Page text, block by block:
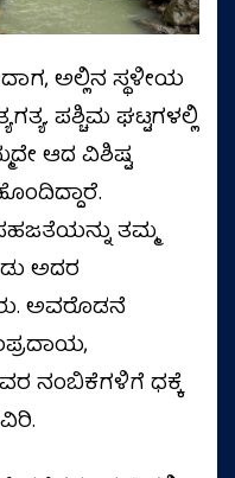
ಅಲ್ಲಿನ ಸ್ಥಳೀಯ
ಪಶ್ಚಿಮ ಘಟ್ಟಗಳಲ್ಲಿ
ಆದ ವಿಶಿಷ್ಟ
ತಮ್ಮ
ಅದರ
ಅವರೊಡನೆ
ನಂಬಿಕೆಗಳಿಗೆ ಧಕ್ಕೆ